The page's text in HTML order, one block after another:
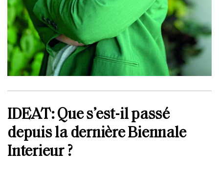
IDEAT: Que s’est-il passé
depuis la dernière Biennale
Interieur ?